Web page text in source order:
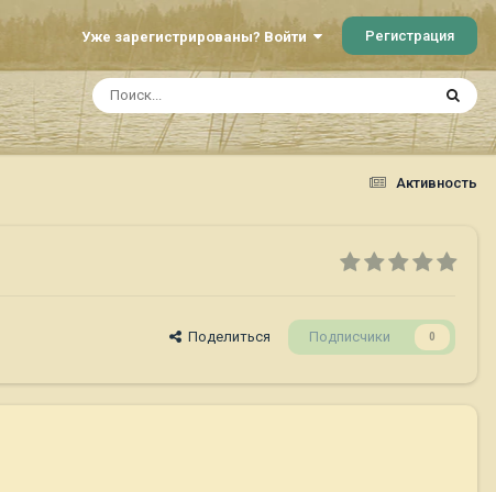
Уже зарегистрированы? Войти Регистрация
Активность
Поделиться Подписчики 0